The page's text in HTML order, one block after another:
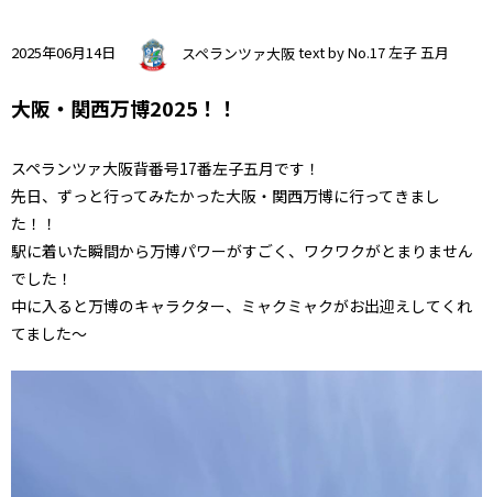
2025年06月14日 スペランツァ大阪text by No.17 左子 五月
大阪・関西万博2025！！
スペランツァ大阪背番号17番左子五月です！
先日、ずっと行ってみたかった大阪・関西万博に行ってきまし
た！！
駅に着いた瞬間から万博パワーがすごく、ワクワクがとまりません
でした！
中に入ると万博のキャラクター、ミャクミャクがお出迎えしてくれ
てました〜